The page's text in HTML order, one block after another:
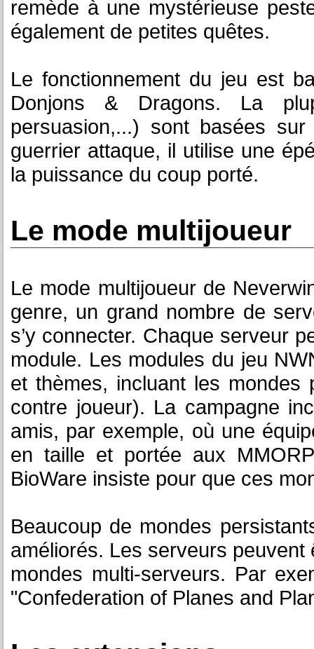
remède à une mystérieuse
également de petites quêtes.
Le fonctionnement du jeu est
Donjons & Dragons. La
persuasion,...) sont basées
guerrier attaque, il utilise une
la puissance du coup porté.
Le mode multijoueur
Le mode multijoueur de
genre, un grand nombre de
s’y connecter. Chaque serveur
module. Les modules du jeu
et thèmes, incluant les mondes
contre joueur). La campagne
amis, par exemple, où une
en taille et portée aux
BioWare insiste pour que ces
Beaucoup de mondes
améliorés. Les serveurs
mondes multi-serveurs. Par
"Confederation of Planes and